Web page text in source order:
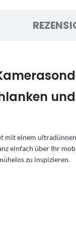
und
einem
einfach über Ihr
zu inspizieren.